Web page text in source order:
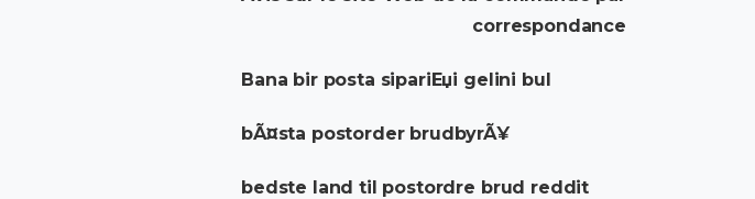
correspondance
Bana bir posta sipariЕџi gelini bul
bÃ¤sta postorder brudbyrÃ¥
bedste land til postordre brud reddit